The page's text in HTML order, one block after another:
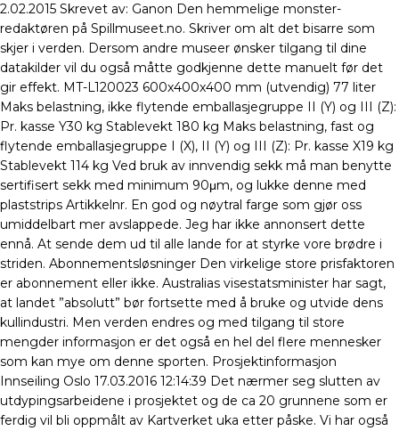
2.02.2015 Skrevet av: Ganon Den hemmelige monster-
redaktøren på Spillmuseet.no. Skriver om alt det bisarre som
skjer i verden. Dersom andre museer ønsker tilgang til dine
datakilder vil du også måtte godkjenne dette manuelt før det
gir effekt. MT-L120023 600x400x400 mm (utvendig) 77 liter
Maks belastning, ikke flytende emballasjegruppe II (Y) og III (Z):
Pr. kasse Y30 kg Stablevekt 180 kg Maks belastning, fast og
flytende emballasjegruppe I (X), II (Y) og III (Z): Pr. kasse X19 kg
Stablevekt 114 kg Ved bruk av innvendig sekk må man benytte
sertifisert sekk med minimum 90μm, og lukke denne med
plaststrips Artikkelnr. En god og nøytral farge som gjør oss
umiddelbart mer avslappede. Jeg har ikke annonsert dette
ennå. At sende dem ud til alle lande for at styrke vore brødre i
striden. Abonnementsløsninger Den virkelige store prisfaktoren
er abonnement eller ikke. Australias visestatsminister har sagt,
at landet ”absolutt” bør fortsette med å bruke og utvide dens
kullindustri. Men verden endres og med tilgang til store
mengder informasjon er det også en hel del flere mennesker
som kan mye om denne sporten. Prosjektinformasjon
Innseiling Oslo 17.03.2016 12:14:39 Det nærmer seg slutten av
utdypingsarbeidene i prosjektet og de ca 20 grunnene som er
ferdig vil bli oppmålt av Kartverket uka etter påske. Vi har også